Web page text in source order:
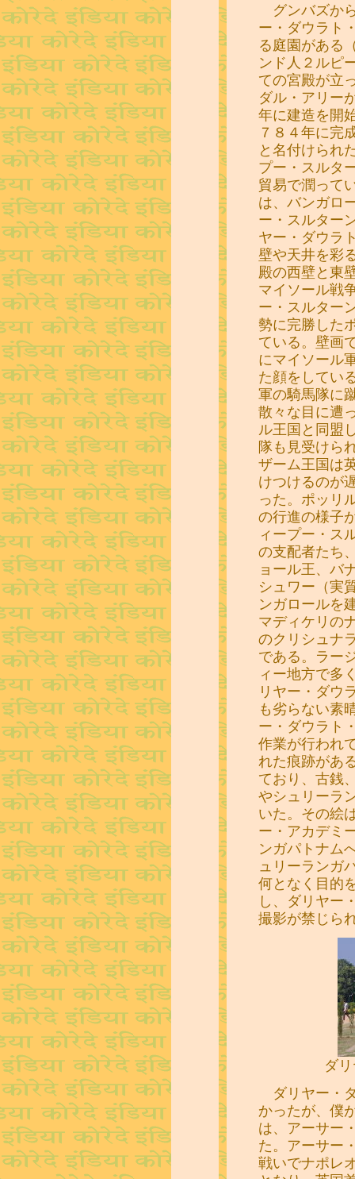
グンバズか
ー・ダウラト
る庭園がある
ンド人２ルピ
ての宮殿が立
ダル・アリー
年に建造を開
７８４年に完
と名付けられ
プー・スルタ
貿易で潤って
は、バンガロ
ー・スルター
ヤー・ダウラ
壁や天井を彩
殿の西壁と東
マイソール戦
ー・スルター
勢に完勝した
ている。壁画
にマイソール
た顔をしてい
軍の騎馬隊に
散々な目に遭
ル王国と同盟
隊も見受けら
ザーム王国は
けつけるのが
った。ポッリ
の行進の様子
ィープー・ス
の支配者たち
ョール王、バ
シュワー（実
ンガロールを
マディケリの
のクリシュナ
である。ラー
ィー地方で多
リヤー・ダウ
も劣らない素
ー・ダウラト
作業が行われ
れた痕跡があ
ており、古銭
やシュリーラ
いた。その絵
ー・アカデミ
ンガパトナム
ュリーランガ
何となく目的
し、ダリヤー
撮影が禁じら
ダ
ダリヤー・
かったが、僕
は、アーサー
た。アーサー
戦いでナポレ